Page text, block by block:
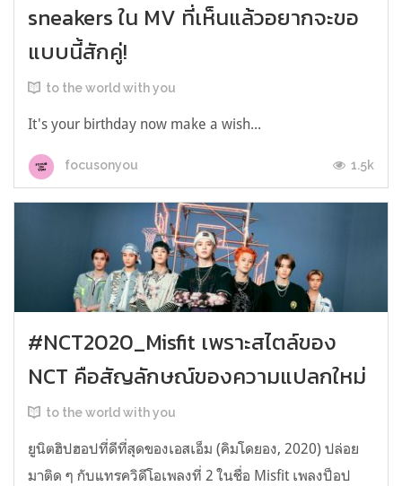
sneakers ใน MV ที่เห็นแล้วอยากจะขอ
แบบนี้สักคู่!
to the world with you
It's your birthday now make a wish...
focusonyou 1.5k
#NCT2020_Misfit เพราะสไตล์ของ
NCT คือสัญลักษณ์ของความแปลกใหม่
to the world with you
ยูนิตฮิปฮอปที่ดีที่สุดของเอสเอ็ม (คิมโดยอง, 2020) ปล่อย
มาติด ๆ กับแทรควิดีโอเพลงที่ 2 ในชื่อ Misfit เพลงป็อป